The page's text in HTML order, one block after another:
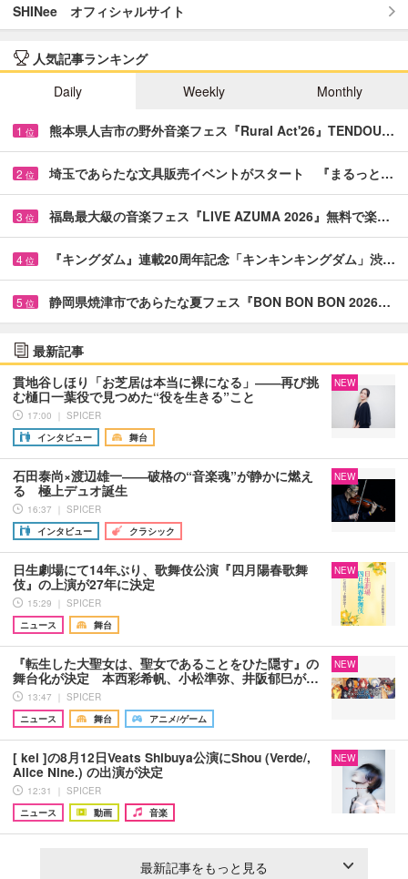
SHINee オフィシャルサイト
人気記事ランキング
Daily
Weekly Monthly
1 位 熊本県人吉市の野外音楽フェス『Rural Act'26』TENDOU…
2 位 埼玉であらたな文具販売イベントがスタート 『まるっと…
3 位 福島最大級の音楽フェス『LIVE AZUMA 2026』無料で楽…
4 位 『キングダム』連載20周年記念「キンキンキングダム」渋…
5 位 静岡県焼津市であらたな夏フェス『BON BON BON 2026…
最新記事
貫地谷しほり「お芝居は本当に裸になる」――再び挑
む樋口一葉役で見つめた“役を生きる”こと
17:00 ｜ SPICER
インタビュー
舞台
NEW
石田泰尚×渡辺雄一――破格の“音楽魂”が静かに燃え
る 極上デュオ誕生
16:37 ｜ SPICER
インタビュー
クラシック
NEW
日生劇場にて14年ぶり、歌舞伎公演『四月陽春歌舞
伎』の上演が27年に決定
15:29 ｜ SPICER
ニュース
舞台
NEW
『転生した大聖女は、聖女であることをひた隠す』の
舞台化が決定 本西彩希帆、小松準弥、井阪郁巳が…
13:47 ｜ SPICER
ニュース
舞台 アニメ/ゲーム
NEW
[ kei ]の8月12日Veats Shibuya公演にShou (Verde/,
Alice Nine.) の出演が決定
12:31 ｜ SPICER
ニュース
動画 音楽
NEW
最新記事をもっと見る